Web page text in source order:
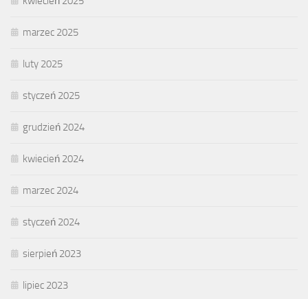
marzec 2025
luty 2025
styczeń 2025
grudzień 2024
kwiecień 2024
marzec 2024
styczeń 2024
sierpień 2023
lipiec 2023